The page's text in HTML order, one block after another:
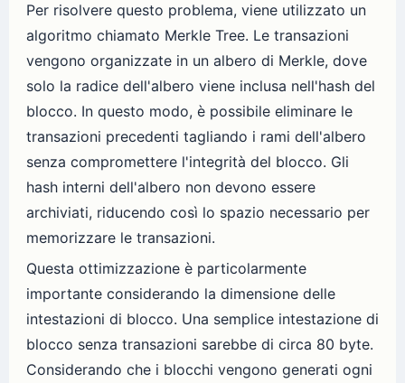
Per risolvere questo problema, viene utilizzato un
algoritmo chiamato Merkle Tree. Le transazioni
vengono organizzate in un albero di Merkle, dove
solo la radice dell'albero viene inclusa nell'hash del
blocco. In questo modo, è possibile eliminare le
transazioni precedenti tagliando i rami dell'albero
senza compromettere l'integrità del blocco. Gli
hash interni dell'albero non devono essere
archiviati, riducendo così lo spazio necessario per
memorizzare le transazioni.
Questa ottimizzazione è particolarmente
importante considerando la dimensione delle
intestazioni di blocco. Una semplice intestazione di
blocco senza transazioni sarebbe di circa 80 byte.
Considerando che i blocchi vengono generati ogni